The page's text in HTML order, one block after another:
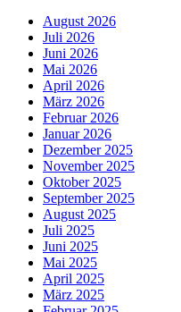
August 2026
Juli 2026
Juni 2026
Mai 2026
April 2026
März 2026
Februar 2026
Januar 2026
Dezember 2025
November 2025
Oktober 2025
September 2025
August 2025
Juli 2025
Juni 2025
Mai 2025
April 2025
März 2025